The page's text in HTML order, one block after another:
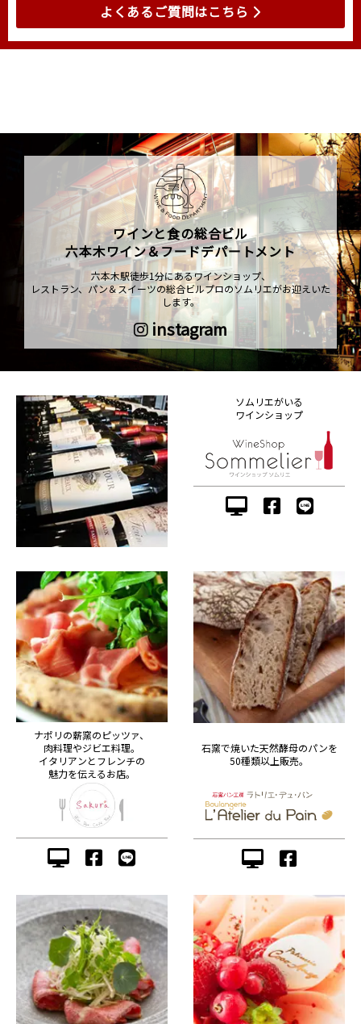
よくあるご質問はこちら
ワインと食の総合ビル
六本木ワイン＆フードデパートメント
六本木駅徒歩1分にあるワインショップ、
レストラン、パン＆スイーツの総合ビルプロのソムリエがお迎えいた
します。
instagram
ソムリエがいる
ワインショップ
ナポリの薪窯のピッツァ、
肉料理やジビエ料理。
イタリアンとフレンチの
魅力を伝えるお店。
石窯で焼いた天然酵母のパンを
50種類以上販売。